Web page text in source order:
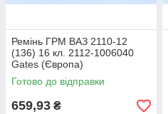
Ремінь ГРМ ВАЗ 2110-12
(136) 16 кл. 2112-1006040
Gates (Європа)
Готово до відправки
659,93 ₴